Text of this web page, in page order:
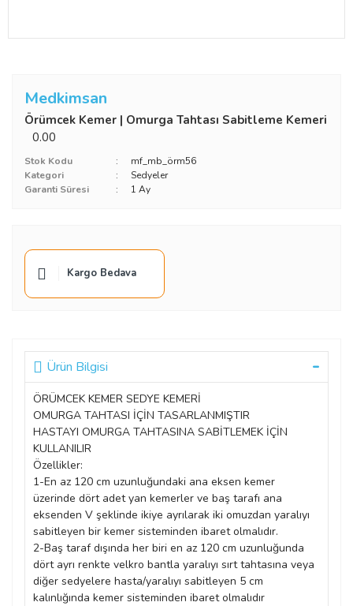
Medkimsan
Örümcek Kemer | Omurga Tahtası Sabitleme Kemeri
0.00
Stok Kodu
mf_mb_örm56
Kategori
Sedyeler
Garanti Süresi
1 Ay
Kargo Bedava
Ürün Bilgisi
ÖRÜMCEK KEMER SEDYE KEMERİ
OMURGA TAHTASI İÇİN TASARLANMIŞTIR
HASTAYI OMURGA TAHTASINA SABİTLEMEK İÇİN
KULLANILIR
Özellikler:
1-En az 120 cm uzunluğundaki ana eksen kemer
üzerinde dört adet yan kemerler ve baş tarafı ana
eksenden V şeklinde ikiye ayrılarak iki omuzdan yaralıyı
sabitleyen bir kemer sisteminden ibaret olmalıdır.
2-Baş taraf dışında her biri en az 120 cm uzunluğunda
dört ayrı renkte velkro bantla yaralıyı sırt tahtasına veya
diğer sedyelere hasta/yaralıyı sabitleyen 5 cm
kalınlığında kemer sisteminden ibaret olmalıdır